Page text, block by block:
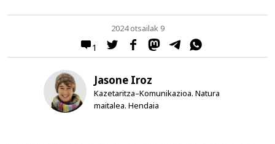
1
2024 otsailak 9
Jasone Iroz
Kazetaritza–Komunikazioa. Natura
maitalea. Hendaia